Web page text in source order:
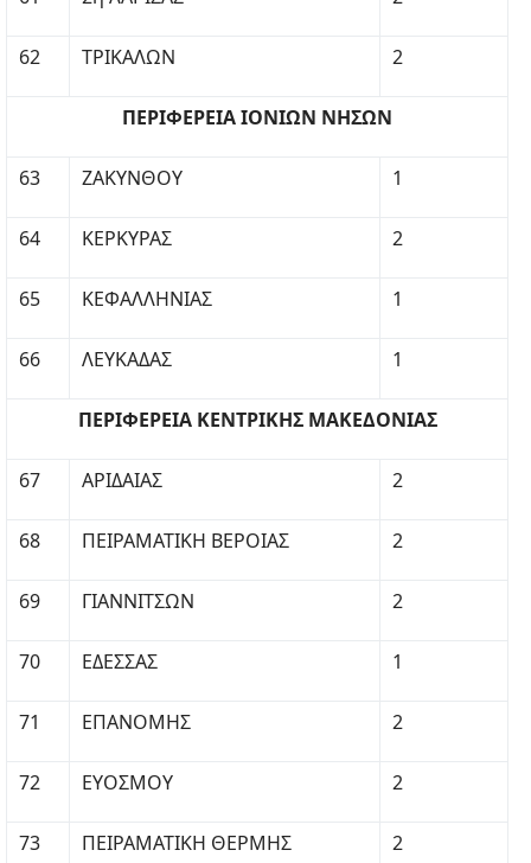
62 ΤΡΙΚΑΛΩΝ 2
ΠΕΡΙΦΕΡΕΙΑ ΙΟΝΙΩΝ ΝΗΣΩΝ
63 ΖΑΚΥΝΘΟΥ 1
64 ΚΕΡΚΥΡΑΣ 2
65 ΚΕΦΑΛΛΗΝΙΑΣ 1
66 ΛΕΥΚΑΔΑΣ 1
ΠΕΡΙΦΕΡΕΙΑ ΚΕΝΤΡΙΚΗΣ ΜΑΚΕΔΟΝΙΑΣ
67 ΑΡΙΔΑΙΑΣ 2
68 ΠΕΙΡΑΜΑΤΙΚΗ ΒΕΡΟΙΑΣ 2
69 ΓΙΑΝΝΙΤΣΩΝ 2
70 ΕΔΕΣΣΑΣ 1
71 ΕΠΑΝΟΜΗΣ 2
72 ΕΥΟΣΜΟΥ 2
73 ΠΕΙΡΑΜΑΤΙΚΗ ΘΕΡΜΗΣ 2